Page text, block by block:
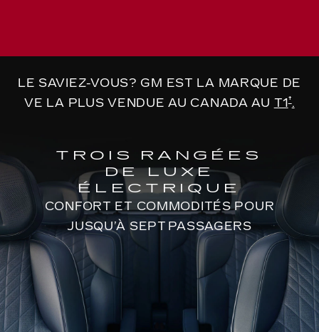
LE SAVIEZ-VOUS? GM EST LA MARQUE DE
VE LA PLUS VENDUE AU CANADA AU T1†.
TROIS RANGÉES
DE LUXE
ÉLECTRIQUE
CONFORT ET COMMODITÉS POUR
JUSQU’À SEPT PASSAGERS